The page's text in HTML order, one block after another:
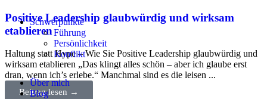
Schwerpunkte
Führung
Persönlichkeit
Konflikt
Über mich
Blog
Positive Leadership glaubwürdig und wirksam
etablieren
Haltung statt Hype – Wie Sie Positive Leadership glaubwürdig und
wirksam etablieren „Das klingt alles schön – aber ich glaube erst
dran, wenn ich’s erlebe.“ Manchmal sind es die leisen ...
Beitrag lesen →